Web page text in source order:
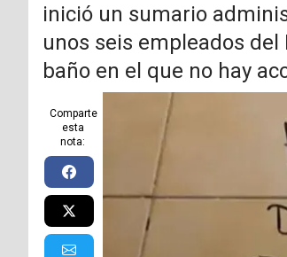
inició un sumario
unos seis empleados
baño en el que no hay
Comparte
esta
nota: